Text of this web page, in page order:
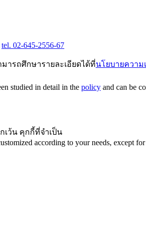
tel. 02-645-2556-67
รถศึกษารายละเอียดได้ที่นโยบายความ
studied in detail in the policy and can be
เว้น คุกกี้ที่จำเป็น
according to your needs, except for